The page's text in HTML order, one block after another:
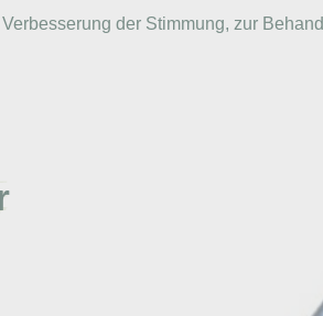
der Stimmung, zur